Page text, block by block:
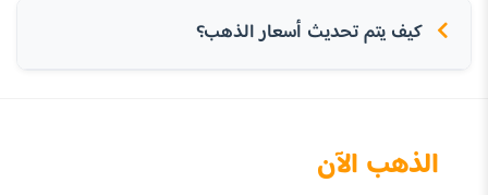
كيف يتم تحديث أسعار الذهب؟
الذهب الآن